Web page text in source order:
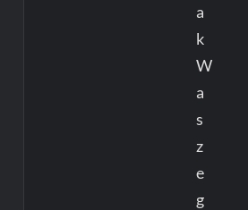
a
k
W
a
s
z
e
g